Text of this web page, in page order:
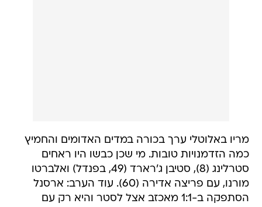
מריו באלוטלי ערך בכורה במדים האדומים והחמיץ
כמה הזדמנויות טובות. מי שכן כבשו היו ראחים
סטרלינג (8), סטיבן ג'רארד (49, בפנדל) ואלברטו
מורנו, עם פריצה אדירה (60). עוד הערב: ארסנל
הסתפקה ב-1:1 מאכזב אצל לסטר והיא רק עם